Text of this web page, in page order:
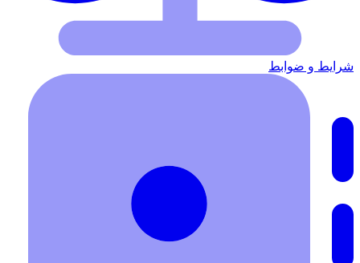
شرایط‌ و ضوابط